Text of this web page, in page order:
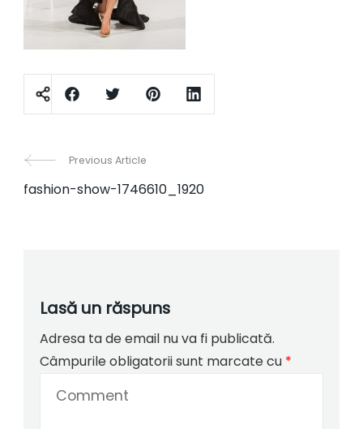
Post
Navigation
Previous Article
fashion-show-1746610_1920
Lasă un răspuns
Adresa ta de email nu va fi publicată.
Câmpurile obligatorii sunt marcate cu *